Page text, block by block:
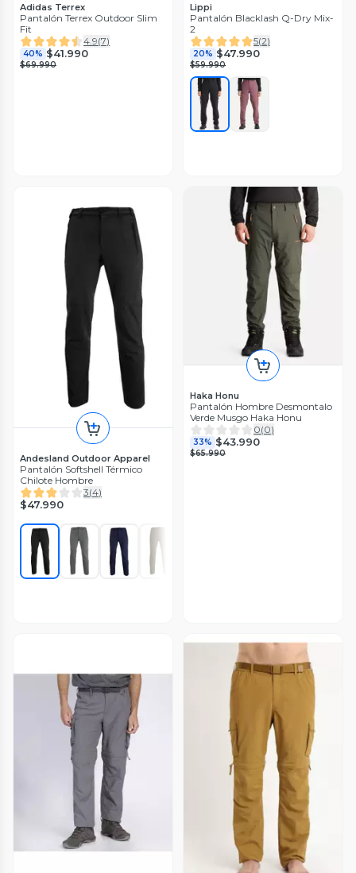
Adidas Terrex
Pantalón Terrex Outdoor Slim
Fit
4.9(7)
40% $41.990
$69.990
Lippi
Pantalón Blacklash Q-Dry Mix-
2
5(2)
20% $47.990
$59.990
Andesland Outdoor Apparel
Pantalón Softshell Térmico
Chilote Hombre
3(4)
$47.990
Haka Honu
Pantalón Hombre Desmontalo
Verde Musgo Haka Honu
0(0)
33% $43.990
$65.990